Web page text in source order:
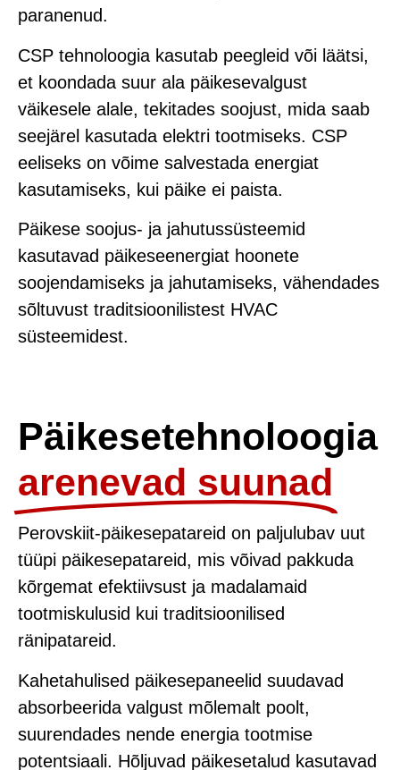
paranenud.
CSP tehnoloogia kasutab peegleid või läätsi,
et koondada suur ala päikesevalgust
väikesele alale, tekitades soojust, mida saab
seejärel kasutada elektri tootmiseks. CSP
eeliseks on võime salvestada energiat
kasutamiseks, kui päike ei paista.
Päikese soojus- ja jahutussüsteemid
kasutavad päikeseenergiat hoonete
soojendamiseks ja jahutamiseks, vähendades
sõltuvust traditsioonilistest HVAC
süsteemidest.
Päikesetehnoloogia
arenevad suunad
Perovskiit-päikesepatareid on paljulubav uut
tüüpi päikesepatareid, mis võivad pakkuda
kõrgemat efektiivsust ja madalamaid
tootmiskulusid kui traditsioonilised
ränipatareid.
Kahetahulised päikesepaneelid suudavad
absorbeerida valgust mõlemalt poolt,
suurendades nende energia tootmise
potentsiaali. Hõljuvad päikesetalud kasutavad